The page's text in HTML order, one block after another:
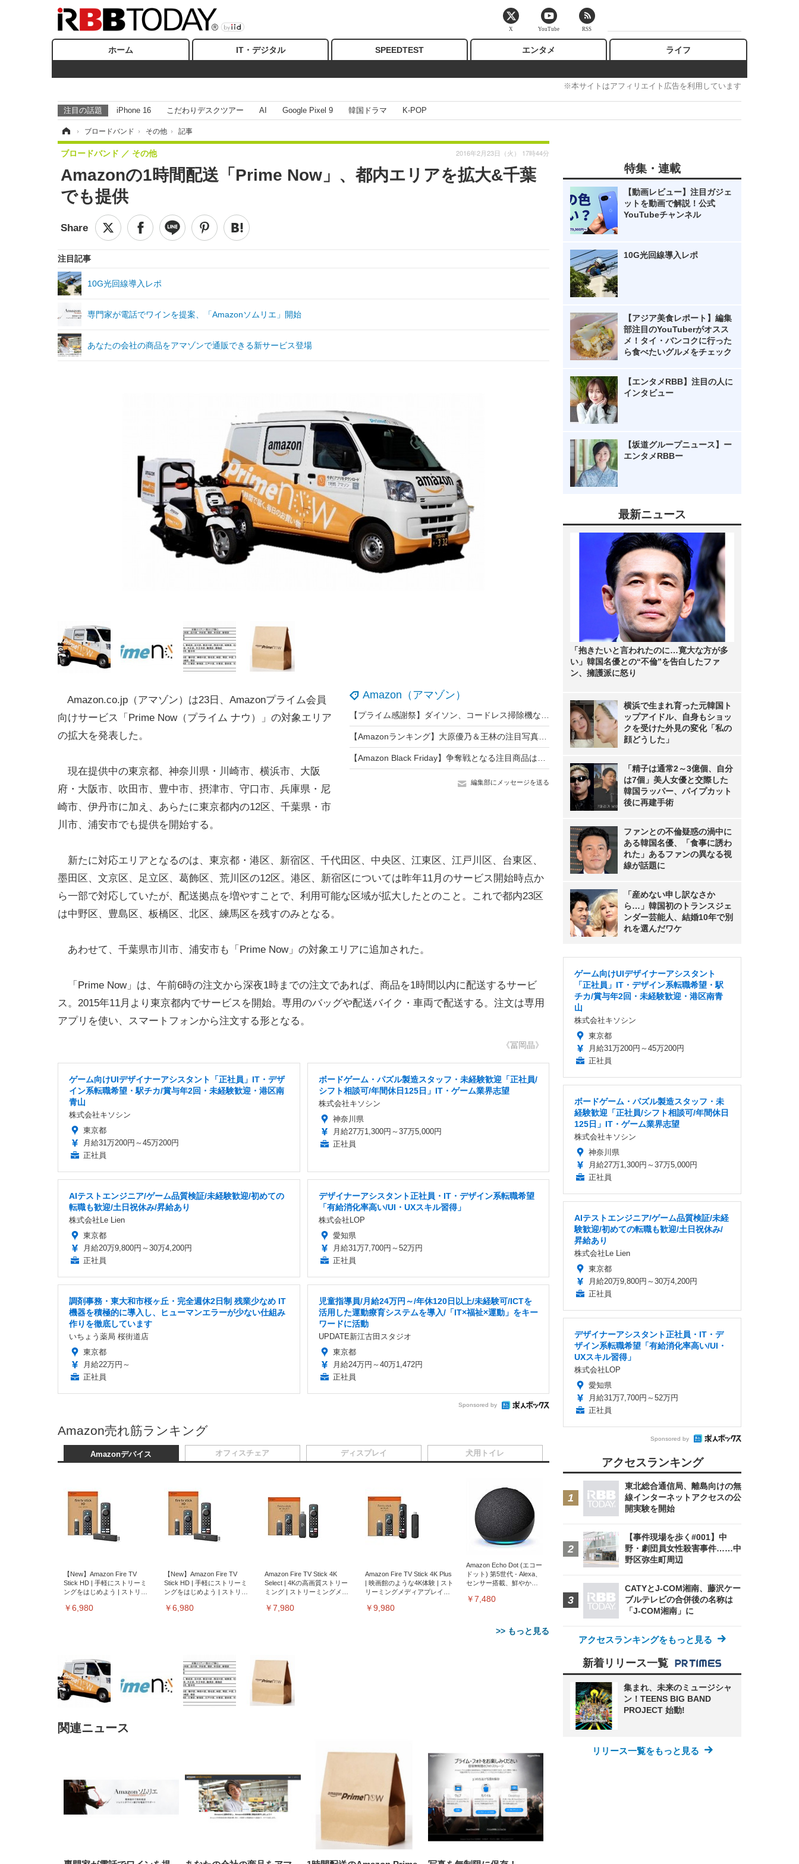
ホーム IT・デジタル SPEEDTEST エンタメ ライフ
※本サイトはアフィリエイト広告を利用しています
注目の話題 iPhone 16 こだわりデスクツアー AI Google Pixel 9 韓国ドラマ K-POP
› ブロードバンド › その他 › 記事
Amazonの1時間配送「Prime Now」、都内エリアを拡大&千葉
でも提供
ブロードバンド その他 2016年2月23日（火） 17時44分
注目記事
10G光回線導入レポ
専門家が電話でワインを提案、「Amazonソムリエ」開始
あなたの会社の商品をアマゾンで通販できる新サービス登場
Amazon（アマゾン）
編集部にメッセージを送る
Amazon.co.jp（アマゾン）は23日、Amazonプライム会員
向けサービス「Prime Now（プライム ナウ）」の対象エリア
の拡大を発表した。
現在提供中の東京都、神奈川県・川崎市、横浜市、大阪
府・大阪市、吹田市、豊中市、摂津市、守口市、兵庫県・尼
崎市、伊丹市に加え、あらたに東京都内の12区、千葉県・市
川市、浦安市でも提供を開始する。
新たに対応エリアとなるのは、東京都・港区、新宿区、千代田区、中央区、江東区、江戸川区、台東区、
墨田区、文京区、足立区、葛飾区、荒川区の12区。港区、新宿区については昨年11月のサービス開始時点か
ら一部で対応していたが、配送拠点を増やすことで、利用可能な区域が拡大したとのこと。これで都内23区
は中野区、豊島区、板橋区、北区、練馬区を残すのみとなる。
あわせて、千葉県市川市、浦安市も「Prime Now」の対象エリアに追加された。
「Prime Now」は、午前6時の注文から深夜1時までの注文であれば、商品を1時間以内に配送するサービ
ス。2015年11月より東京都内でサービスを開始。専用のバッグや配送バイク・車両で配送する。注文は専用
アプリを使い、スマートフォンから注文する形となる。
《冨岡晶》
ゲーム向けUIデザイナーアシスタント「正社員」IT・デザ
イン系転職希望・駅チカ/賞与年2回・未経験歓迎・港区南
青山
株式会社キソシン
東京都
月給31万200円～45万200円
正社員
ボードゲーム・パズル製造スタッフ・未経験歓迎「正社員/
シフト相談可/年間休日125日」IT・ゲーム業界志望
株式会社キソシン
神奈川県
月給27万1,300円～37万5,000円
正社員
AIテストエンジニア/ゲーム品質検証/未経験歓迎/初めての
転職も歓迎/土日祝休み/昇給あり
株式会社Le Lien
東京都
月給20万9,800円～30万4,200円
正社員
デザイナーアシスタント正社員・IT・デザイン系転職希望
「有給消化率高い/UI・UXスキル習得」
株式会社LOP
愛知県
月給31万7,700円～52万円
正社員
調剤事務・東大和市桜ヶ丘・完全週休2日制 残業少なめ IT
機器を積極的に導入し、ヒューマンエラーが少ない仕組み
作りを徹底しています
いちょう薬局 桜街道店
東京都
月給22万円～
正社員
児童指導員/月給24万円～/年休120日以上/未経験可/ICTを
活用した運動療育システムを導入/「IT×福祉×運動」をキー
ワードに活動
UPDATE新江古田スタジオ
東京都
月給24万円～40万1,472円
正社員
Sponsored by
Amazon売れ筋ランキング
Amazonデバイス
【New】Amazon Fire TV
Stick HD | 手軽にストリーミ
ングをはじめよう | ストリー
￥6,980
【New】Amazon Fire TV
Stick HD | 手軽にストリーミ
ングをはじめよう | ストリー
￥6,980
Amazon Fire TV Stick 4K
Select | 4Kの高画質ストリー
ミング | ストリーミングメデ
￥7,980
Amazon Fire TV Stick 4K Plus
| 映画館のような4K体験 | スト
リーミングメディアプレイヤ
￥9,980
Amazon Echo Dot (エコー
ドット) 第5世代 - Alexa、
センサー搭載、鮮やかな
￥7,480
>> もっと見る
オフィスチェア
椅子 360度回転 座面昇降 強化
ナイロン樹脂ベース 通気性メ
ッシュ 在宅ワーク H-
WY01(黒網+黒枠+黒足)
￥5,699 ￥27,999
チェア 疲れない テレワーク
チェア 強化バックレスト 30
度ロッキング機能 人間工学 椅
子 腰サポート 90度跳ね上げ
式アームレスト 3Dヘッドレス
ト ハンガー付き 高反発クッシ
ョン PCチェア 通気性メッシ
ュ ゲーミング/勉強/事務用 お
￥7,680
チェア 疲れない テレワーク
チェア 強化バックレスト 30度
ロッキング機能 人間工学 椅子
腰サポート 90度跳ね上げ式ア
ームレスト 3Dヘッドレスト
ハンガー付き 高反発クッショ
ン PCチェア 通気性メッシュ
ゲーミング/勉強/事務用 おし
ゃれ パソコンチェア (ホワイ
￥7,680
ッシュ 通気性 ランバーサ
ポート付き 腰サポート ガ
ス圧無段階昇降 360度回
転 キャスター付き コンパ
クト 幅52×奥行58.5×高さ
84～96cm テレワーク 在
宅勤務 ブラック
￥4,139
ディスプレイ
￥109,572
ニター DualSense 充電フッ
￥49,979
HD（1920×1080）VA 非光
沢 HDMI/DisplayPort/VGA
スピーカー内蔵 高さ調整 ス
イベル VESA対応
ComfortView ビジネス向け
Gaming Monitor 24” Essential ゲ
ーミングモニター QD 24.5インチ
1ms FHD 量子ドット 残像低減 (3
年保証 | 輝点保証 | 日本メーカー)
￥34,980
犬用トイレ
￥3,373 ￥3,234
ツ L 中型犬用 26枚入り 単品
￥1,800
ック) 【Amazon.co.jp限定】
Smart Basic アイリスオーヤマ
ペットシーツ 超厚型 お徳用
ワイド 100枚入 (x 1) (ケース
販売)
￥3,670
シーツ 超厚型 お徳用 レギ
ュラー 200枚入
【Amazon.co.jp限定】
￥3,731
関連ニュース
特集・連載
【動画レビュー】注目ガジェ
ットを動画で解説！公式
YouTubeチャンネル
10G光回線導入レポ
【アジア美食レポート】編集
部注目のYouTuberがオスス
メ！タイ・バンコクに行った
ら食べたいグルメをチェック
【エンタメRBB】注目の人に
インタビュー
【坂道グループニュース】ー
エンタメRBBー
最新ニュース
「抱きたいと言われたのに…寛大な方が多
い」韓国名優との“不倫”を告白したファ
ン、擁護派に怒り
横浜で生まれ育った元韓国ト
ップアイドル、自身もショッ
クを受けた外見の変化「私の
顔どうした」
「精子は通常2～3億個、自分
は7個」美人女優と交際した
韓国ラッパー、パイプカット
後に再建手術
ファンとの不倫疑惑の渦中に
ある韓国名優、「食事に誘わ
れた」あるファンの異なる視
線が話題に
「産めない申し訳なさか
ら…」韓国初のトランスジェ
ンダー芸能人、結婚10年で別
れを選んだワケ
ゲーム向けUIデザイナーアシスタント
「正社員」IT・デザイン系転職希望・駅
チカ/賞与年2回・未経験歓迎・港区南青
山
株式会社キソシン
東京都
月給31万200円～45万200円
正社員
ボードゲーム・パズル製造スタッフ・未
経験歓迎「正社員/シフト相談可/年間休日
125日」IT・ゲーム業界志望
株式会社キソシン
神奈川県
月給27万1,300円～37万5,000円
正社員
AIテストエンジニア/ゲーム品質検証/未経
験歓迎/初めての転職も歓迎/土日祝休み/
昇給あり
株式会社Le Lien
東京都
月給20万9,800円～30万4,200円
正社員
デザイナーアシスタント正社員・IT・デ
ザイン系転職希望「有給消化率高い/UI・
UXスキル習得」
株式会社LOP
愛知県
月給31万7,700円～52万円
正社員
Sponsored by
アクセスランキング
東北総合通信局、離島向けの無
線インターネットアクセスの公
開実験を開始
【事件現場を歩く#001】中
野・劇団員女性殺害事件……中
野区弥生町周辺
CATYとJ-COM湘南、藤沢ケー
ブルテレビの合併後の名称は
「J-COM湘南」に
アクセスランキングをもっと見る
新着リリース一覧
集まれ、未来のミュージシャ
ン！TEENS BIG BAND
PROJECT 始動!
リリース一覧をもっと見る
X YouTube RSS